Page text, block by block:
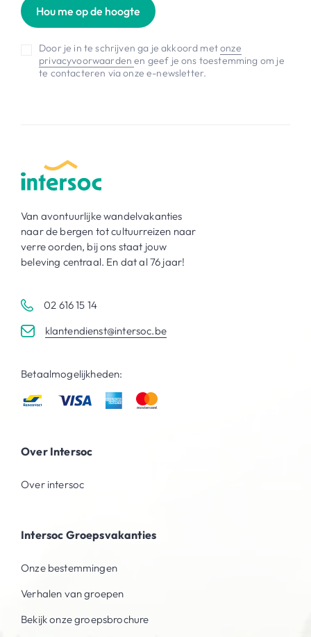
Hou me op de hoogte
Door je in te schrijven ga je akkoord metonze
privacyvoorwaardenen geef je ons toestemming om je
te contacteren via onze e-newsletter.
Van avontuurlijke wandelvakanties
naar de bergen tot cultuurreizen naar
verre oorden, bij ons staat jouw
beleving centraal. En dat al 76 jaar!
02 616 15 14
klantendienst@intersoc.be
Betaalmogelijkheden:
Over Intersoc
Over intersoc
Intersoc Groepsvakanties
Onze bestemmingen
Verhalen van groepen
Bekijk onze groepsbrochure